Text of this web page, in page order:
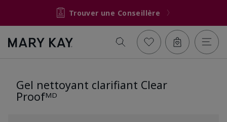
Trouver une Conseillère
Gel nettoyant clarifiant Clear
Proofᴹᴰ